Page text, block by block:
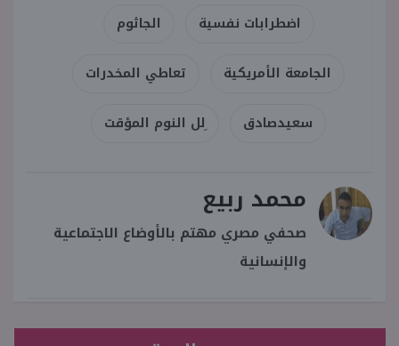
اضطرابات نفسية الجاثوم
الجامعة الأمريكية تعاطي المخدرات
سعيدصادق ِلل النوم المؤقت
محمد ربيع
صحفي مصري مهتم بالأوضاع الاجتماعية
والإنسانية